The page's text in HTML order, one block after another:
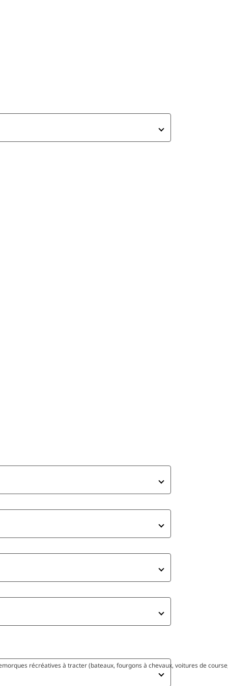
récréatives à tracter (bateaux, fourgons à chevaux, voitures de